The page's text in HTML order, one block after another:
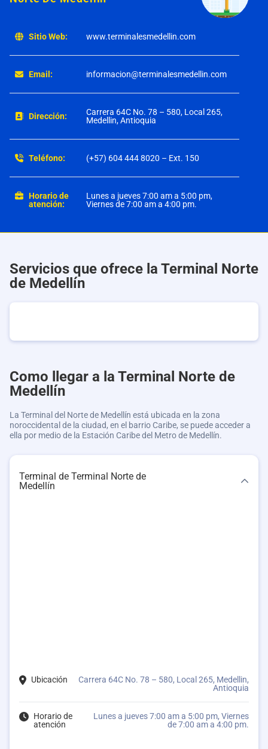
Sitio Web: www.terminalesmedellin.com
Email: informacion@terminalesmedellin.com
Dirección:
Carrera 64C No. 78 – 580, Local 265,
Medellin, Antioquia
Teléfono: (+57) 604 444 8020 – Ext. 150
Horario de
atención:
Lunes a jueves 7:00 am a 5:00 pm,
Viernes de 7:00 am a 4:00 pm.
Servicios que ofrece la Terminal Norte
de Medellín
Como llegar a la Terminal Norte de
Medellín
La Terminal del Norte de Medellín está ubicada en la zona
noroccidental de la ciudad, en el barrio Caribe, se puede acceder a
ella por medio de la Estación Caribe del Metro de Medellín.
Terminal de Terminal Norte de
Medellín
Ubicación
Carrera 64C No. 78 – 580, Local 265, Medellin,
Antioquia
Horario de
atención
Lunes a jueves 7:00 am a 5:00 pm, Viernes
de 7:00 am a 4:00 pm.